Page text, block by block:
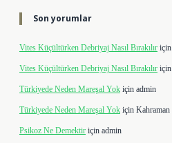
Son yorumlar
Vites Küçültürken Debriyaj Nasıl Bırakılır için
Vites Küçültürken Debriyaj Nasıl Bırakılır için
Türkiyede Neden Mareşal Yok için admin
Türkiyede Neden Mareşal Yok için Kahraman
Psikoz Ne Demektir için admin